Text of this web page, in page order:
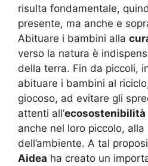
risulta fondamentale,
presente, ma anche e
Abituare i bambini alla
verso la natura è
della terra. Fin da piccoli,
abituare i bambini al
giocoso, ad evitare gli
attenti all’ecosostenibilità
anche nel loro piccolo,
dell’ambiente. A tal
Aidea ha creato un